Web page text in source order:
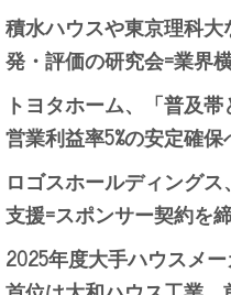
積水ハウスや東京理科
発・評価の研究会=業界
トヨタホーム、「普及
営業利益率5%の安定確保
ロゴスホールディング
支援=スポンサー契約を
2025年度大手ハウスメ